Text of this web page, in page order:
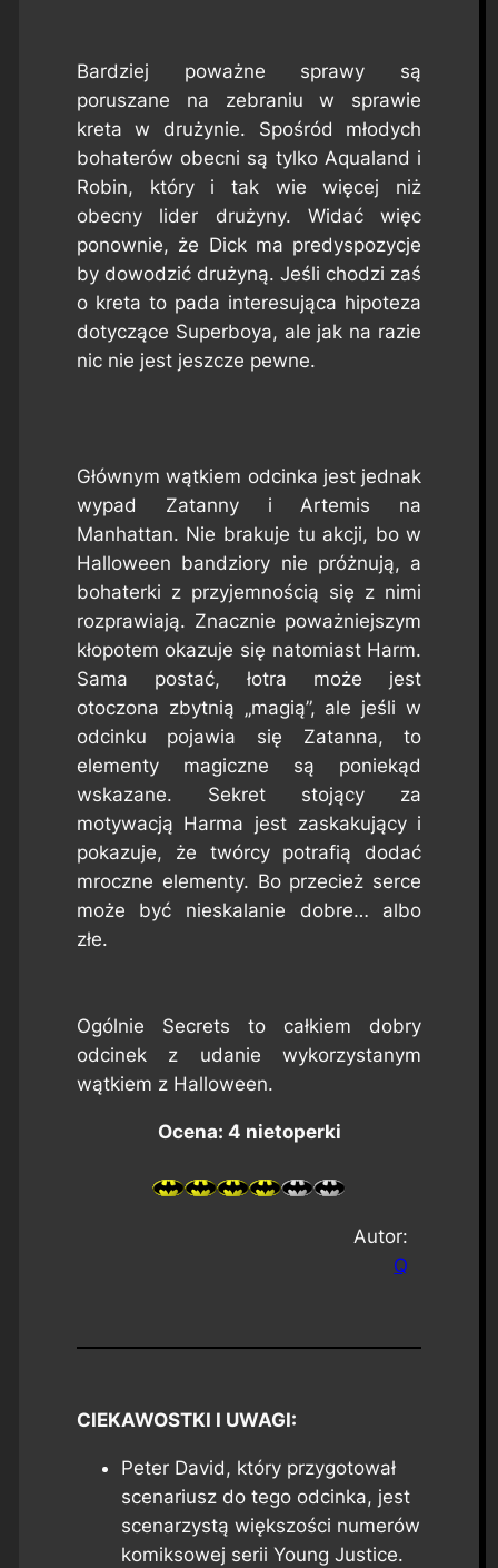
Bardziej poważne sprawy są
poruszane na zebraniu w sprawie
kreta w drużynie. Spośród młodych
bohaterów obecni są tylko Aqualand i
Robin, który i tak wie więcej niż
obecny lider drużyny. Widać więc
ponownie, że Dick ma predyspozycje
by dowodzić drużyną. Jeśli chodzi zaś
o kreta to pada interesująca hipoteza
dotyczące Superboya, ale jak na razie
nic nie jest jeszcze pewne.
Głównym wątkiem odcinka jest jednak
wypad Zatanny i Artemis na
Manhattan. Nie brakuje tu akcji, bo w
Halloween bandziory nie próżnują, a
bohaterki z przyjemnością się z nimi
rozprawiają. Znacznie poważniejszym
kłopotem okazuje się natomiast Harm.
Sama postać, łotra może jest
otoczona zbytnią „magią”, ale jeśli w
odcinku pojawia się Zatanna, to
elementy magiczne są poniekąd
wskazane. Sekret stojący za
motywacją Harma jest zaskakujący i
pokazuje, że twórcy potrafią dodać
mroczne elementy. Bo przecież serce
może być nieskalanie dobre… albo
złe.
Ogólnie Secrets to całkiem dobry
odcinek z udanie wykorzystanym
wątkiem z Halloween.
Ocena: 4 nietoperki
Autor:
Q
CIEKAWOSTKI I UWAGI:
Peter David, który przygotował
scenariusz do tego odcinka, jest
scenarzystą większości numerów
komiksowej serii Young Justice.